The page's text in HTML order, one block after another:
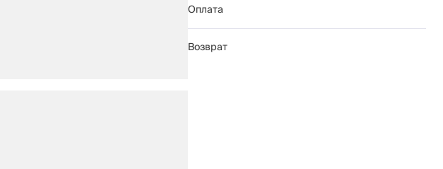
Оплата
Возврат